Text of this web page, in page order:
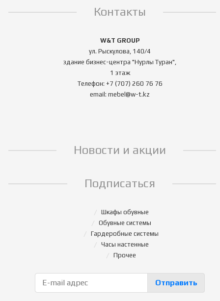
Контакты
W&T GROUP
ул. Рыскулова, 140/4
здание бизнес-центра "Нурлы Туран",
1 этаж
Телефон: +7 (707) 260 76 76
email: mebel@w-t.kz
Новости и акции
Подписаться
Шкафы обувные
Обувные системы
Гардеробные системы
Часы настенные
Прочее